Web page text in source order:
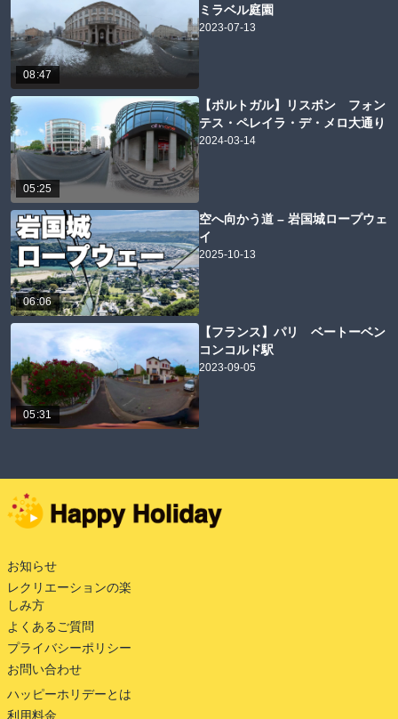
08:47
ミラベル庭園
2023-07-13
05:25
【ポルトガル】リスボン フォン
テス・ペレイラ・デ・メロ大通り
2024-03-14
06:06
空へ向かう道 – 岩国城ロープウェ
イ
2025-10-13
05:31
【フランス】パリ ベートーベン
コンコルド駅
2023-09-05
お知らせ
レクリエーションの楽
しみ方
よくあるご質問
プライバシーポリシー
お問い合わせ
ハッピーホリデーとは
利用料金